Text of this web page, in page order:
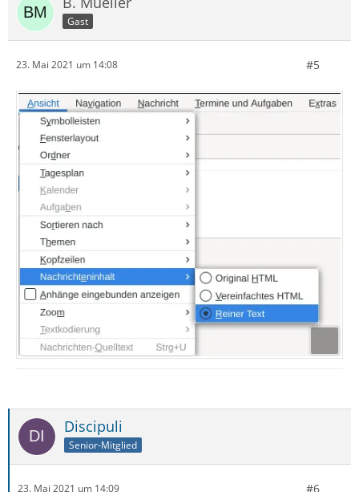
Gast
23. Mai 2021 um 14:08 #5
Discipuli
Senior-Mitglied
23. Mai 2021 um 14:09 #6